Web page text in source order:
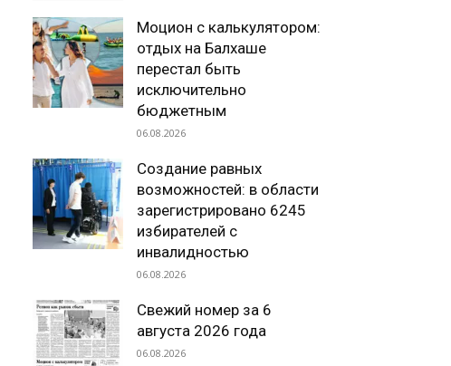
Моцион с калькулятором:
отдых на Балхаше
перестал быть
исключительно
бюджетным
06.08.2026
Создание равных
возможностей: в области
зарегистрировано 6245
избирателей с
инвалидностью
06.08.2026
Свежий номер за 6
августа 2026 года
06.08.2026